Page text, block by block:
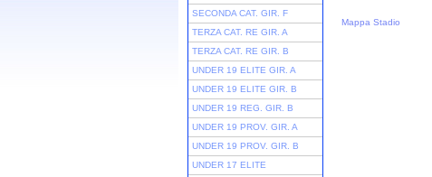
SECONDA CAT. GIR. F
TERZA CAT. RE GIR. A
TERZA CAT. RE GIR. B
UNDER 19 ELITE GIR. A
UNDER 19 ELITE GIR. B
UNDER 19 REG. GIR. B
UNDER 19 PROV. GIR. A
UNDER 19 PROV. GIR. B
UNDER 17 ELITE
Mappa Stadio